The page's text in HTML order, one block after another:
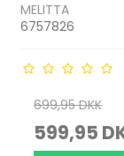
MELITTA
6757826
699,95 DKK
599,95